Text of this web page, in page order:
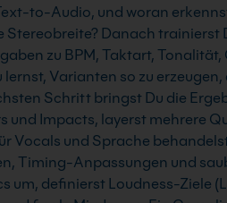
to-Audio, und woran
Stereobreite? Danach trainierst
zu BPM, Taktart, Tonalität,
Varianten so zu erzeugen,
Schritt bringst Du die
und Impacts, layerst mehrere
Vocals und Sprache
Timing-Anpassungen und
um, definierst Loudness-Ziele